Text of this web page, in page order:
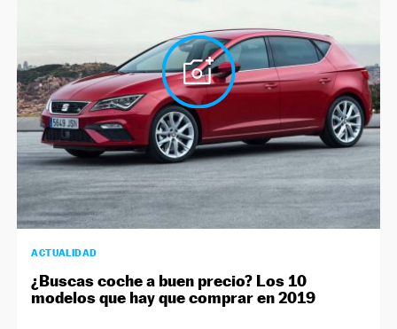
ACTUALIDAD
¿Buscas coche a buen precio? Los 10
modelos que hay que comprar en 2019